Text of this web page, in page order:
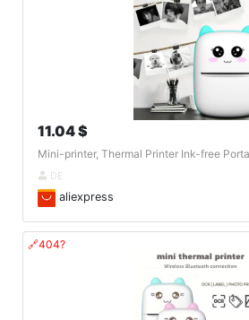
11.04 $
Mini-printer, Thermal Printer Ink-free
DE
aliexpress
🔗404?